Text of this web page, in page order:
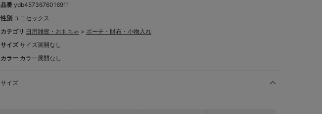
品番 ydb4573676016911
性別 ユニセックス
カテゴリ 日用雑貨・おもちゃ > ポーチ・財布・小物入れ
サイズ サイズ展開なし
カラー カラー展開なし
サイズ